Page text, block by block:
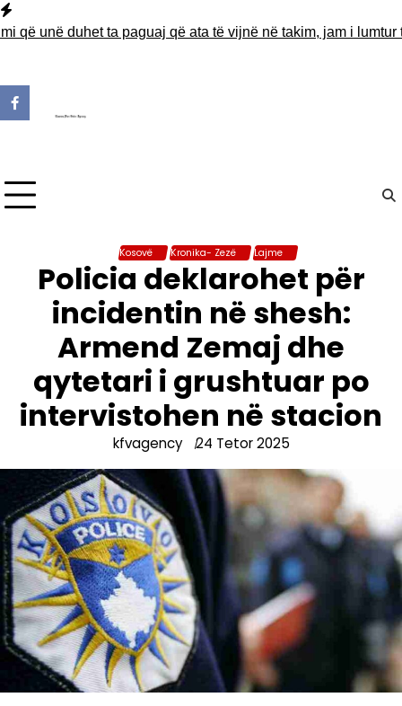
Skip
to
duhet ta paguaj që ata të vijnë në takim, jam i lumtur ta
Kosovë Kronika- Zezë Lajme
Policia deklarohet për
incidentin në shesh:
Armend Zemaj dhe
qytetari i grushtuar po
intervistohen në stacion
kfvagency 24 Tetor 2025